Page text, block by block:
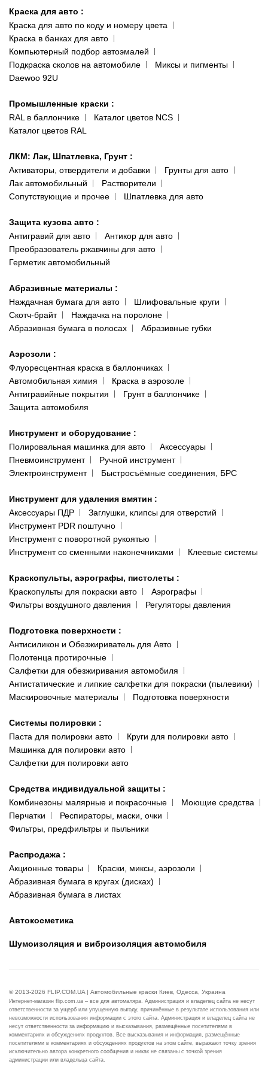
093 611-39-23
(ориентир: Интайм №40)
Одесса
пр-т Акад. Глушко, 29
066 554-97-70
Доставка и оплата
Сотрудничество
Наши публикации
Публичная оферта
Политика конфиденциальности
Краска для авто :
Краска для авто по коду и номеру цвета
Краска в банках для авто
Компьютерный подбор автоэмалей
Подкраска сколов на автомобиле
Миксы и пигменты
Daewoo 92U
Промышленные краски :
RAL в баллончике
Каталог цветов NCS
Каталог цветов RAL
ЛКМ: Лак, Шпатлевка, Грунт :
Активаторы, отвердители и добавки
Грунты для авто
Лак автомобильный
Растворители
Сопутствующие и прочее
Шпатлевка для авто
Защита кузова авто :
Антигравий для авто
Антикор для авто
Преобразователь ржавчины для авто
Герметик автомобильный
Абразивные материалы :
Наждачная бумага для авто
Шлифовальные круги
Скотч-брайт
Наждачка на поролоне
Абразивная бумага в полосах
Абразивные губки
Аэрозоли :
Флуоресцентная краска в баллончиках
Автомобильная химия
Краска в аэрозоле
Антигравийные покрытия
Грунт в баллончике
Защита автомобиля
Инструмент и оборудование :
Полировальная машинка для авто
Аксессуары
Пневмоинструмент
Ручной инструмент
Электроинструмент
Быстросъёмные соединения, БРС
Инструмент для удаления вмятин :
Аксессуары ПДР
Заглушки, клипсы для отверстий
Инструмент PDR поштучно
Инструмент с поворотной рукоятью
Инструмент со сменными наконечниками
Клеевые системы
Краскопульты, аэрографы, пистолеты :
Краскопульты для покраски авто
Аэрографы
Фильтры воздушного давления
Регуляторы давления
Подготовка поверхности :
Антисиликон и Обезжириватель для Авто
Полотенца протирочные
Салфетки для обезжиривания автомобиля
Антистатические и липкие салфетки для покраски (пылевики)
Маскировочные материалы
Подготовка поверхности
Системы полировки :
Паста для полировки авто
Круги для полировки авто
Машинка для полировки авто
Салфетки для полировки авто
Средства индивидуальной защиты :
Комбинезоны малярные и покрасочные
Моющие средства
Перчатки
Респираторы, маски, очки
Фильтры, предфильтры и пыльники
Распродажа :
Акционные товары
Краски, миксы, аэрозоли
Абразивная бумага в кругах (дисках)
Абразивная бумага в листах
Автокосметика
Шумоизоляция и виброизоляция автомобиля
© 2013-2026 FLIP.COM.UA | Автомобильные краски Киев, Одесса, Украина
Интернет-магазин flip.com.ua – все для автомаляра. Администрация и владелец сайта не несут
ответственности за ущерб или упущенную выгоду, причинённые в результате использования или
невозможности использования информации с этого сайта. Администрация и владелец сайта не
несут ответственности за информацию и высказывания, размещённые посетителями в
комментариях и обсуждениях продуктов. Все высказывания и информация, размещённые
посетителями в комментариях и обсуждениях продуктов на этом сайте, выражают точку зрения
исключительно автора конкретного сообщения и никак не связаны с точкой зрения
администрации или владельца сайта.